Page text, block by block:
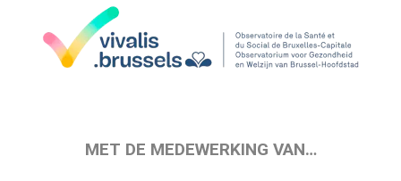
MET DE MEDEWERKING VAN…